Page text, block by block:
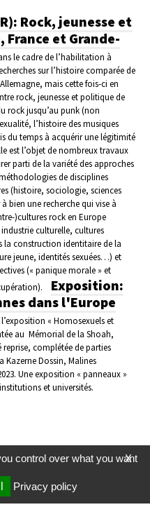
Rock, jeunesse et
et Grande-
le cadre de l’habilitation à
sur l’histoire comparée de
mais cette fois-ci en
rock, jeunesse et politique de
rock jusqu’au punk (non
l’histoire des musiques
du temps à acquérir une légitimité
est l’objet de nombreux travaux
parti de la variété des approches
de disciplines
(histoire, sociologie, sciences
une recherche qui vise à
)cultures rock en Europe
culturelle, cultures
la construction identitaire de la
jeune, identités sexuées…) et
(« panique morale » et
Exposition:
dans l'Europe
« Homosexuels et
au Mémorial de la Shoah,
reprise, complétée de parties
Kazerne Dossin, Malines
Une exposition « panneaux »
et universités.
X
control over what you want
Privacy policy